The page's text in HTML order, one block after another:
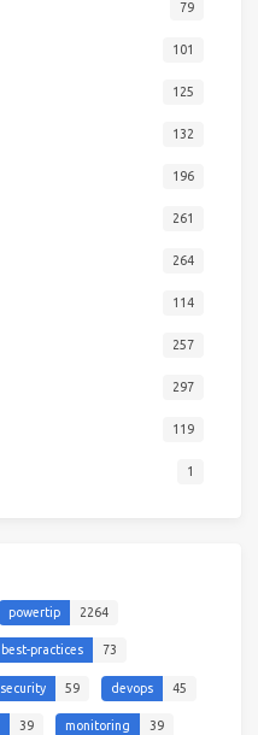
79
101
125
132
196
261
264
114
257
297
119
1
powertip 2264
best-practices 73
security 59 devops 45
39 monitoring 39